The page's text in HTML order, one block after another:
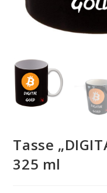
Tasse
325 ml